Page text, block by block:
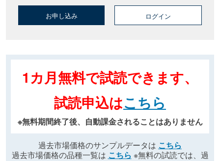
お申し込み ログイン
1カ月無料で試読できます、
試読申込はこちら
※無料期間終了後、自動課金されることはありません
過去市場価格のサンプルデータは こちら
過去市場価格の品種一覧は こちら ※無料の試読では、過